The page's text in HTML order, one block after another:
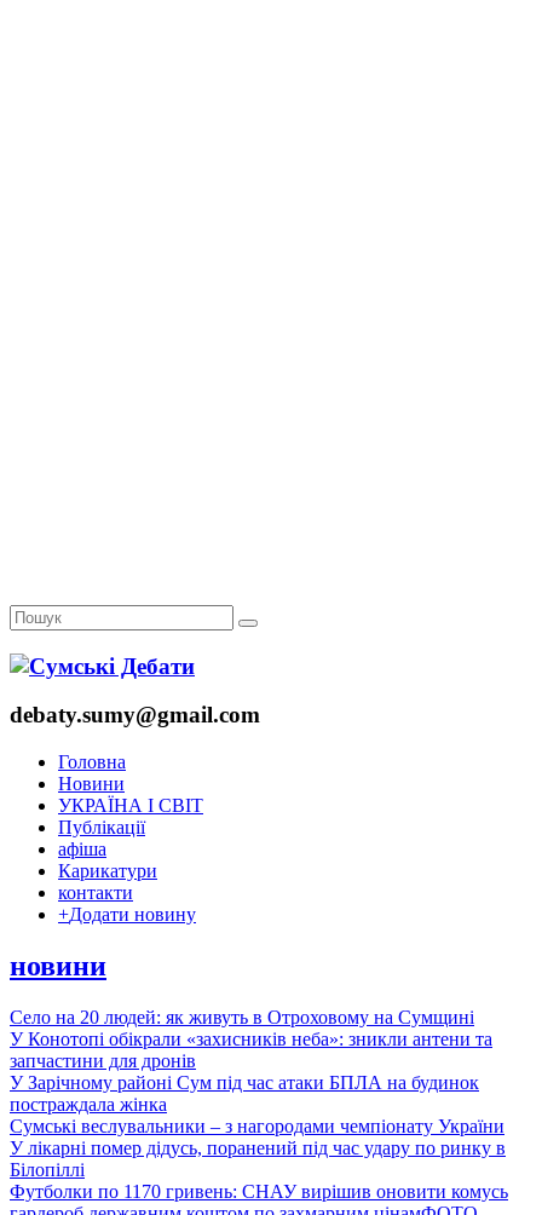
debaty.sumy@gmail.com
Головна
Новини
УКРАЇНА І СВІТ
Публікації
афіша
Карикатури
контакти
+Додати новину
новини
Село на 20 людей: як живуть в Отроховому на Сумщині
У Конотопі обікрали «захисників неба»: зникли антени та
запчастини для дронів
У Зарічному районі Сум під час атаки БПЛА на будинок
постраждала жінка
Сумські веслувальники – з нагородами чемпіонату України
У лікарні помер дідусь, поранений під час удару по ринку в
Білопіллі
Футболки по 1170 гривень: СНАУ вирішив оновити комусь